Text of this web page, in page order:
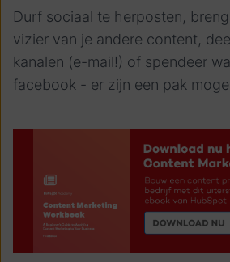
Durf sociaal te herposten,
vizier van je andere content,
kanalen (e-mail!) of spendeer
facebook - er zijn een pak